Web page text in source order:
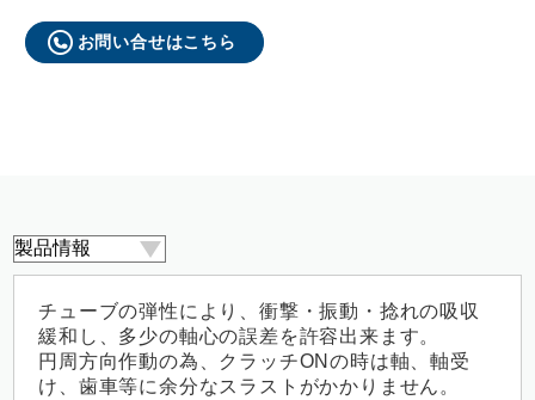
お問い合せはこちら
チューブの弾性により、衝撃・振動・捻れの吸収
緩和し、多少の軸心の誤差を許容出来ます。
円周方向作動の為、クラッチONの時は軸、軸受
け、歯車等に余分なスラストがかかりません。